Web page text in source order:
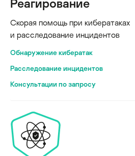
Скорая помощь при кибератаках
и расследование инцидентов
Обнаружение кибератак
Расследование инцидентов
Консультации по запросу